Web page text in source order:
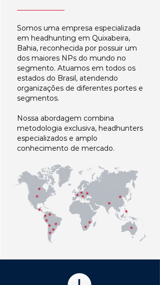
Somos uma empresa especializada
em headhunting em Quixabeira,
Bahia, reconhecida por possuir um
dos maiores NPs do mundo no
segmento. Atuamos em todos os
estados do Brasil, atendendo
organizações de diferentes portes e
segmentos.
Nossa abordagem combina
metodologia exclusiva, headhunters
especializados e amplo
conhecimento de mercado.